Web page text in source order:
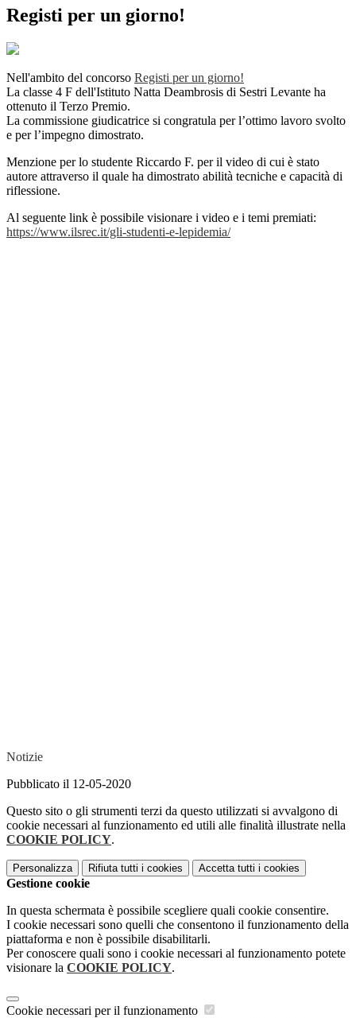
Registi per un giorno!
Nell'ambito del concorso Registi per un giorno!
La classe 4 F dell'Istituto Natta Deambrosis di Sestri Levante ha
ottenuto il Terzo Premio.
La commissione giudicatrice si congratula per l’ottimo lavoro svolto
e per l’impegno dimostrato.
Menzione per lo studente Riccardo F. per il video di cui è stato
autore attraverso il quale ha dimostrato abilità tecniche e capacità di
riflessione.
Al seguente link è possibile visionare i video e i temi premiati:
https://www.ilsrec.it/gli-studenti-e-lepidemia/
Notizie
Pubblicato il 12-05-2020
Questo sito o gli strumenti terzi da questo utilizzati si avvalgono di
cookie necessari al funzionamento ed utili alle finalità illustrate nella
COOKIE POLICY.
Personalizza Rifiuta tutti i cookies Accetta tutti i cookies
Gestione cookie
In questa schermata è possibile scegliere quali cookie consentire.
I cookie necessari sono quelli che consentono il funzionamento della
piattaforma e non è possibile disabilitarli.
Per conoscere quali sono i cookie necessari al funzionamento potete
visionare la COOKIE POLICY.
Cookie necessari per il funzionamento